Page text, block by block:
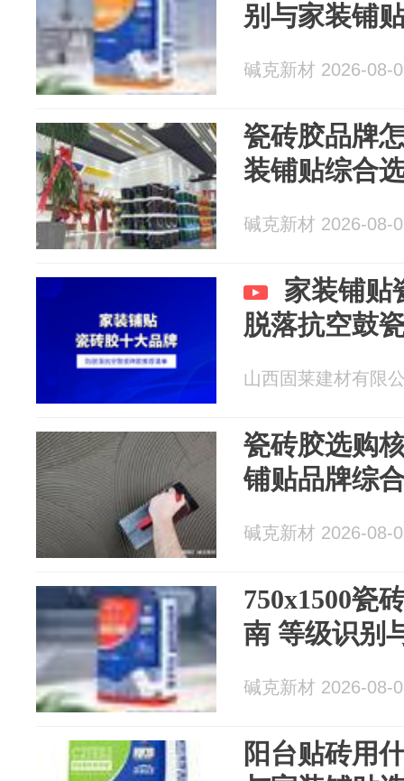
别与家装铺
碱克新材 2026-08-
瓷砖胶品牌
装铺贴综合
碱克新材 2026-08-
家装铺贴
脱落抗空鼓
山西固莱建材有限
瓷砖胶选购
铺贴品牌综
碱克新材 2026-08-
750x1500瓷
南 等级识别
碱克新材 2026-08-
阳台贴砖用